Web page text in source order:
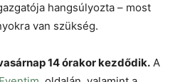
hangsúlyozta – most
van szükség.
14 órakor kezdődik. A